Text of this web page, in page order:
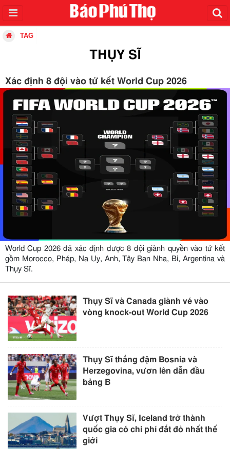
TAG
THỤY SĨ
Xác định 8 đội vào tứ kết World Cup 2026
World Cup 2026 đã xác định được 8 đội giành quyền vào tứ kết
gồm Morocco, Pháp, Na Uy, Anh, Tây Ban Nha, Bỉ, Argentina và
Thụy Sĩ.
Thụy Sĩ và Canada giành vé vào
vòng knock-out World Cup 2026
Thụy Sĩ thắng đậm Bosnia và
Herzegovina, vươn lên dẫn đầu
bảng B
Vượt Thụy Sĩ, Iceland trở thành
quốc gia có chi phí đắt đỏ nhất thế
giới